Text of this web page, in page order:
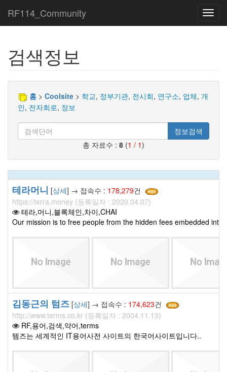
RF114_Community
검색정보
홈 > Coolsite > 학교, 정부기관, 전시회, 연구소, 업체, 개
인, 전자회로, 정보
정보검색
총 자료수 : 8 (1 / 1)
테라머니 [상세] → 접속수 : 178,279건
https://terra.money (등록일자 : 2020.04.07)
테라,머니,블록체인,차이,CHAI
Our mission is to free people from the hidden fees embedded
김동근의 텀즈 [상세] → 접속수 : 174,623건
http://www.terms.co.kr (등록일자 : 2004.11.13)
RF,용어,검색,약어,terms
템즈는 세계적인 IT용어사전 사이트의 한국어사이트입니다..